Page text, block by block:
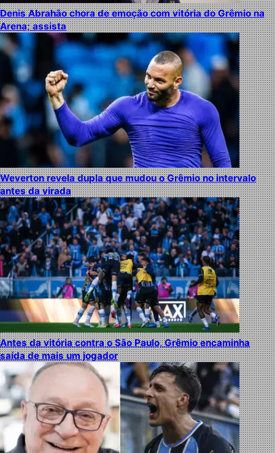
Denis Abrahão chora de emoção com vitória do Grêmio na
Arena; assista
Weverton revela dupla que mudou o Grêmio no intervalo
antes da virada
Antes da vitória contra o São Paulo, Grêmio encaminha
saída de mais um jogador